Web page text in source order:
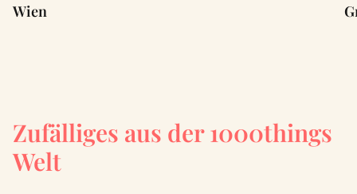
Wien
Zufälliges aus der 1000things
Welt